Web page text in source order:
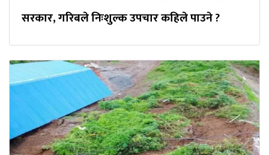
सरकार, गरिबले निःशुल्क उपचार कहिले पाउने ?